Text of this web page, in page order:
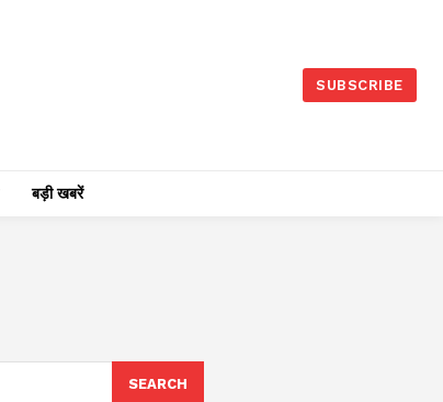
SUBSCRIBE
बड़ी खबरें
SEARCH